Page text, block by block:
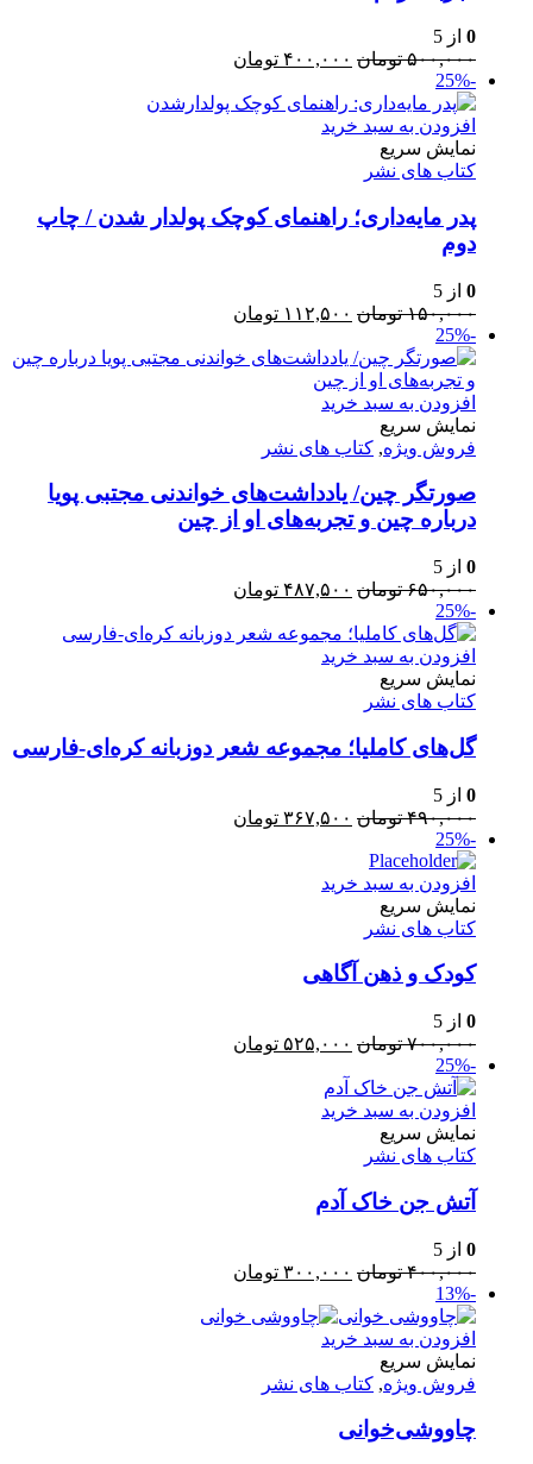
0 از 5
۵۰۰,۰۰۰ تومان قیمت
۵۰۰,۰۰۰ تومان
بود.
۴۰۰,۰۰۰ تومان
۴۰۰,۰۰۰ تومان.
-25%
افزودن به سبد خرید
نمایش سریع
کتاب های نشر
پدر مایه‌داری؛ راهنمای کوچک پولدار شدن / چاپ
دوم
0 از 5
۱۵۰,۰۰۰ تومان قیمت
۱۵۰,۰۰۰ تومان
بود.
۱۱۲,۵۰۰ تومان
۱۱۲,۵۰۰ تومان.
-25%
افزودن به سبد خرید
نمایش سریع
فروش ویژه, کتاب های نشر
صورتگر چین/ یادداشت‌های خواندنی مجتبی پویا
درباره چین و تجربه‌های او از چین
0 از 5
۶۵۰,۰۰۰ تومان قیمت
۶۵۰,۰۰۰ تومان
بود.
۴۸۷,۵۰۰ تومان
۴۸۷,۵۰۰ تومان.
-25%
افزودن به سبد خرید
نمایش سریع
کتاب های نشر
گل‌های کاملیا؛ مجموعه شعر دوزبانه کره‌ای-فارسی
0 از 5
۴۹۰,۰۰۰ تومان قیمت
بود.
۳۶۷,۵۰۰ تومان
-25%
افزودن به سبد خرید
نمایش سریع
کتاب های نشر
کودک و ذهن آگاهی
0 از 5
۷۰۰,۰۰۰ تومان قیمت
بود.
۵۲۵,۰۰۰ تومان
-25%
افزودن به سبد خرید
نمایش سریع
کتاب های نشر
آتش جن خاک آدم
0 از 5
۴۰۰,۰۰۰ تومان قیمت
۴۰۰,۰۰۰ تومان
بود.
۳۰۰,۰۰۰ تومان
۳۰۰,۰۰۰ تومان.
-13%
افزودن به سبد خرید
نمایش سریع
فروش ویژه, کتاب های نشر
چاووشی‌خوانی